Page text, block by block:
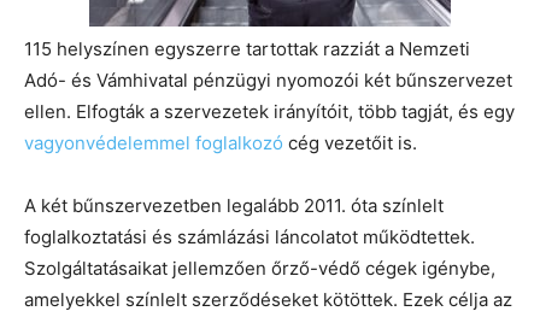
115 helyszínen egyszerre tartottak razziát a Nemzeti
Adó- és Vámhivatal pénzügyi nyomozói két bűnszervezet
ellen. Elfogták a szervezetek irányítóit, több tagját, és egy
vagyonvédelemmel foglalkozó cég vezetőit is.
A két bűnszervezetben legalább 2011. óta színlelt
foglalkoztatási és számlázási láncolatot működtettek.
Szolgáltatásaikat jellemzően őrző-védő cégek igénybe,
amelyekkel színlelt szerződéseket kötöttek. Ezek célja az